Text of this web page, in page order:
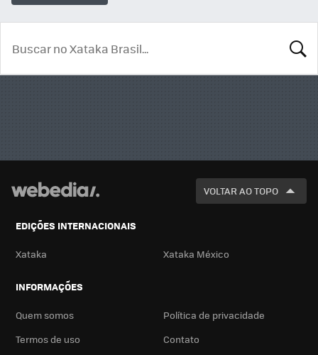
VOLTAR AO TOPO
EDIÇÕES INTERNACIONAIS
Xataka Xataka México
INFORMAÇÕES
Quem somos
Política de privacidade
Termos de uso
Contato